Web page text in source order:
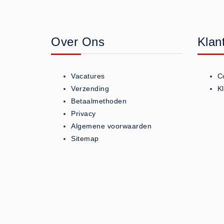
Koud - Warm kompressen (3)
Overige (1)
Teken - Beten sets (5)
Vitamines en mineralen (0)
Eerste Hulp Paneel
Eerste Hulp Paneel (0)
Over Ons
Vacatures
Verzending
Betaalmethoden
Privacy
Algemene voorwaarden
Sitemap